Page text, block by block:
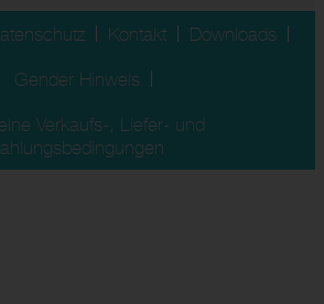
Kontakt
Downloads
Gender Hinweis
Verkaufs-, Liefer- und